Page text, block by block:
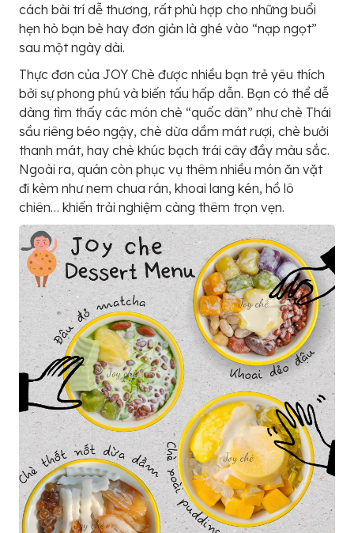
cách bài trí dễ thương, rất phù hợp cho những buổi
hẹn hò bạn bè hay đơn giản là ghé vào “nạp ngọt”
sau một ngày dài.
Thực đơn của JOY Chè được nhiều bạn trẻ yêu thích
bởi sự phong phú và biến tấu hấp dẫn. Bạn có thể dễ
dàng tìm thấy các món chè “quốc dân” như chè Thái
sầu riêng béo ngậy, chè dừa dầm mát rượi, chè bưởi
thanh mát, hay chè khúc bạch trái cây đầy màu sắc.
Ngoài ra, quán còn phục vụ thêm nhiều món ăn vặt
đi kèm như nem chua rán, khoai lang kén, hồ lô
chiên… khiến trải nghiệm càng thêm trọn vẹn.